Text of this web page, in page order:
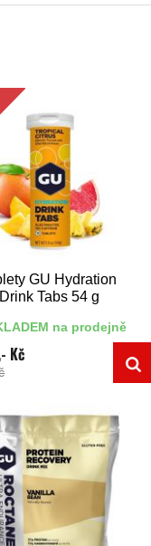
GU Hydration
Drink Tabs 54 g
na prodejně
Kč